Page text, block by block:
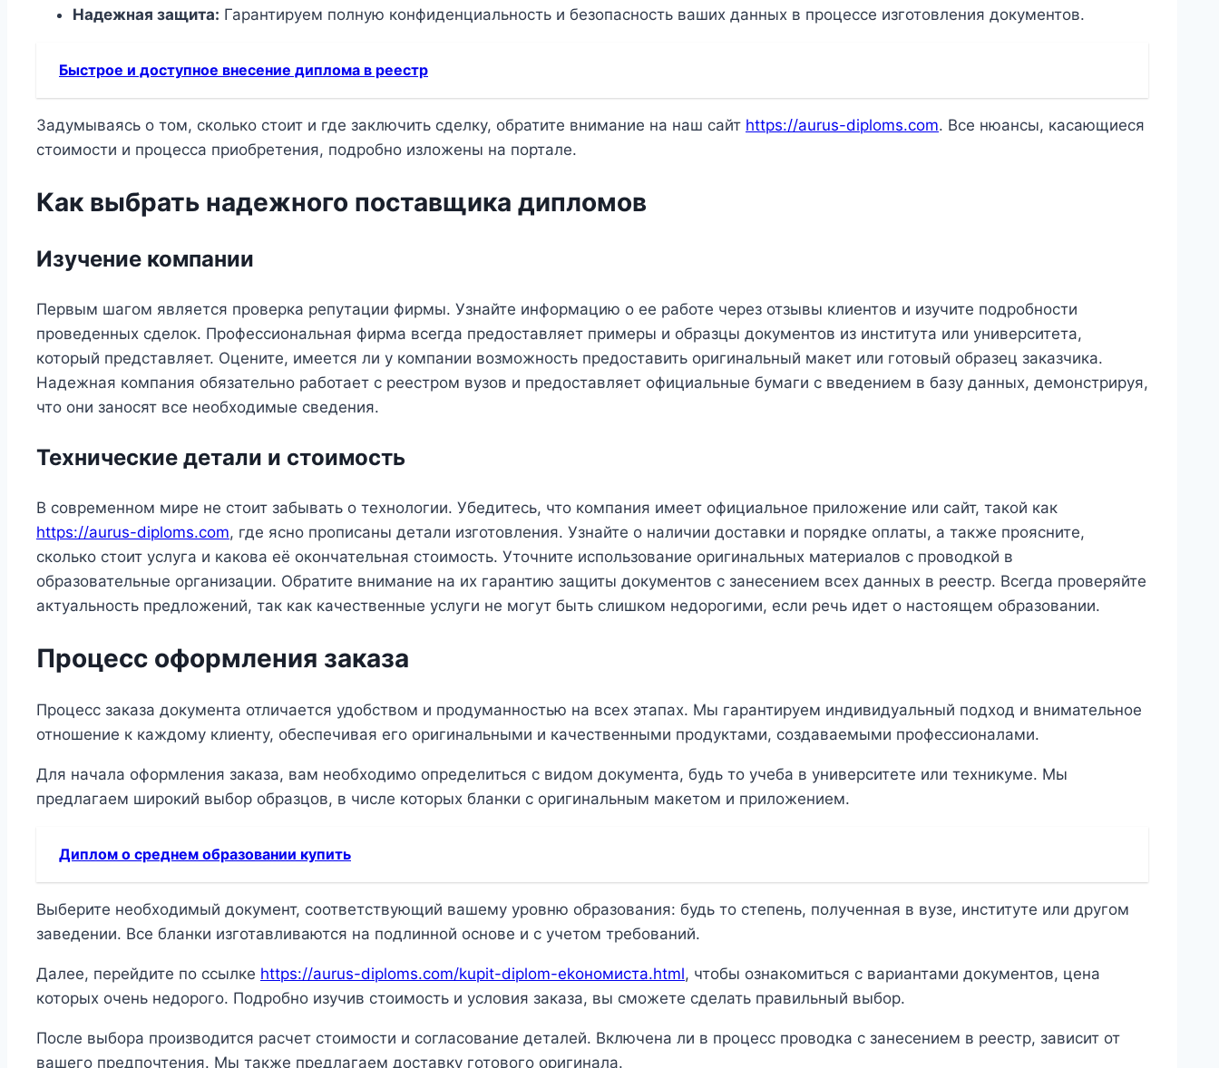
Надежная защита: Гарантируем полную конфиденциальность и безопасность ваших данных в процессе изготовления документов.
Быстрое и доступное внесение диплома в реестр
Задумываясь о том, сколько стоит и где заключить сделку, обратите внимание на наш сайт https://aurus-diploms.com. Все нюансы, касающиеся
стоимости и процесса приобретения, подробно изложены на портале.
Как выбрать надежного поставщика дипломов
Изучение компании
Первым шагом является проверка репутации фирмы. Узнайте информацию о ее работе через отзывы клиентов и изучите подробности
проведенных сделок. Профессиональная фирма всегда предоставляет примеры и образцы документов из института или университета,
который представляет. Оцените, имеется ли у компании возможность предоставить оригинальный макет или готовый образец заказчика.
Надежная компания обязательно работает с реестром вузов и предоставляет официальные бумаги с введением в базу данных, демонстрируя,
что они заносят все необходимые сведения.
Технические детали и стоимость
В современном мире не стоит забывать о технологии. Убедитесь, что компания имеет официальное приложение или сайт, такой как
https://aurus-diploms.com, где ясно прописаны детали изготовления. Узнайте о наличии доставки и порядке оплаты, а также проясните,
сколько стоит услуга и какова её окончательная стоимость. Уточните использование оригинальных материалов с проводкой в
образовательные организации. Обратите внимание на их гарантию защиты документов с занесением всех данных в реестр. Всегда проверяйте
актуальность предложений, так как качественные услуги не могут быть слишком недорогими, если речь идет о настоящем образовании.
Процесс оформления заказа
Процесс заказа документа отличается удобством и продуманностью на всех этапах. Мы гарантируем индивидуальный подход и внимательное
отношение к каждому клиенту, обеспечивая его оригинальными и качественными продуктами, создаваемыми профессионалами.
Для начала оформления заказа, вам необходимо определиться с видом документа, будь то учеба в университете или техникуме. Мы
предлагаем широкий выбор образцов, в числе которых бланки с оригинальным макетом и приложением.
Диплом о среднем образовании купить
Выберите необходимый документ, соответствующий вашему уровню образования: будь то степень, полученная в вузе, институте или другом
заведении. Все бланки изготавливаются на подлинной основе и с учетом требований.
Далее, перейдите по ссылке https://aurus-diploms.com/kupit-diplom-ekономиста.html, чтобы ознакомиться с вариантами документов, цена
которых очень недорого. Подробно изучив стоимость и условия заказа, вы сможете сделать правильный выбор.
После выбора производится расчет стоимости и согласование деталей. Включена ли в процесс проводка с занесением в реестр, зависит от
вашего предпочтения. Мы также предлагаем доставку готового оригинала.